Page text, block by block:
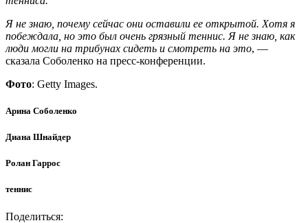
Я не знаю, почему сейчас они оставили ее открытой. Хотя я
побеждала, но это был очень грязный теннис. Я не знаю, как
люди могли на трибунах сидеть и смотреть на это, —
сказала Соболенко на пресс-конференции.
Фото: Getty Images.
Арина Соболенко
Диана Шнайдер
Ролан Гаррос
теннис
Поделиться: